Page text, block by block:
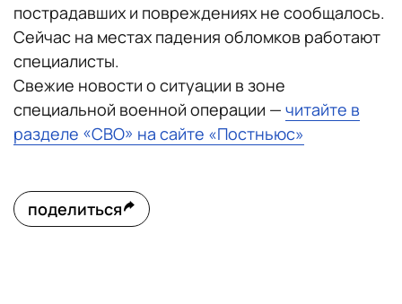
пострадавших и повреждениях не сообщалось.
Сейчас на местах падения обломков работают
специалисты.
Свежие новости о ситуации в зоне
специальной военной операции — читайте в
разделе «СВО» на сайте «Постньюс»
поделиться